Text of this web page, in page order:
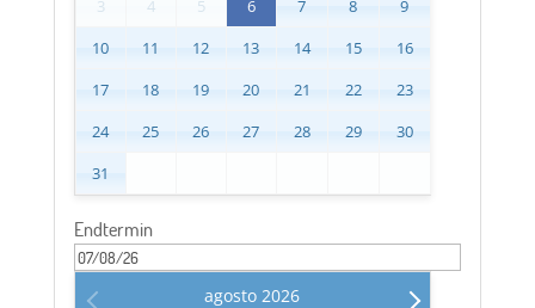
3
4 5 6 7 8
9
10
11 12 13 14 15
16
17
18 19 20 21 22
23
24
25 26 27 28 29
30
31
Endtermin
agosto 2026